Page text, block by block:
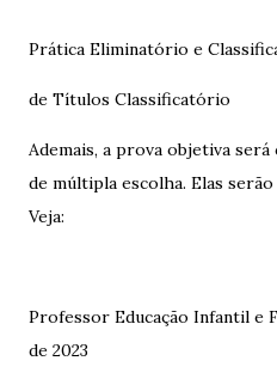
Prática Eliminatório e
de Títulos Classificatório
Ademais, a prova objetiva
de múltipla escolha. Elas
Veja:
Professor Educação Infantil e
de 2023